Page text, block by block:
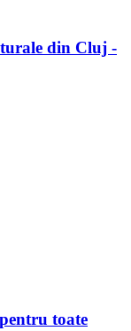
din Cluj -
toate